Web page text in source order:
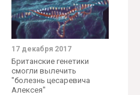
17 декабря 2017
Британские генетики
смогли вылечить
"болезнь цесаревича
Алексея"